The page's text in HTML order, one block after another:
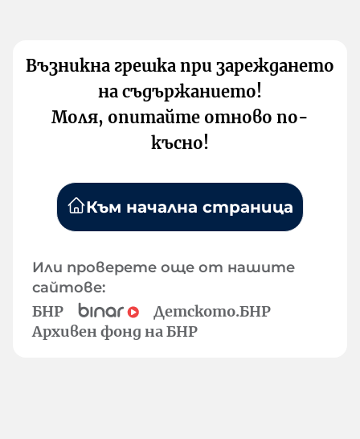
Възникна грешка при зареждането
на съдържанието!
Моля, опитайте отново по-
късно!
Към начална страница
Или проверете още от нашите
сайтове:
БНР
Детското.БНР
Архивен фонд на БНР